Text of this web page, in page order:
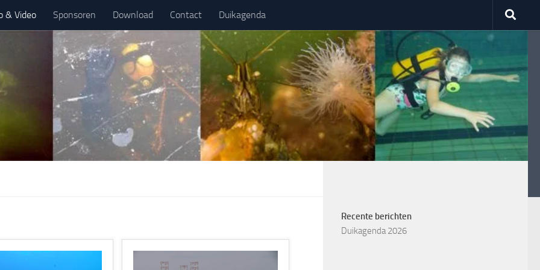
& Video Sponsoren Download Contact Duikagenda
Recente berichten
Duikagenda 2026